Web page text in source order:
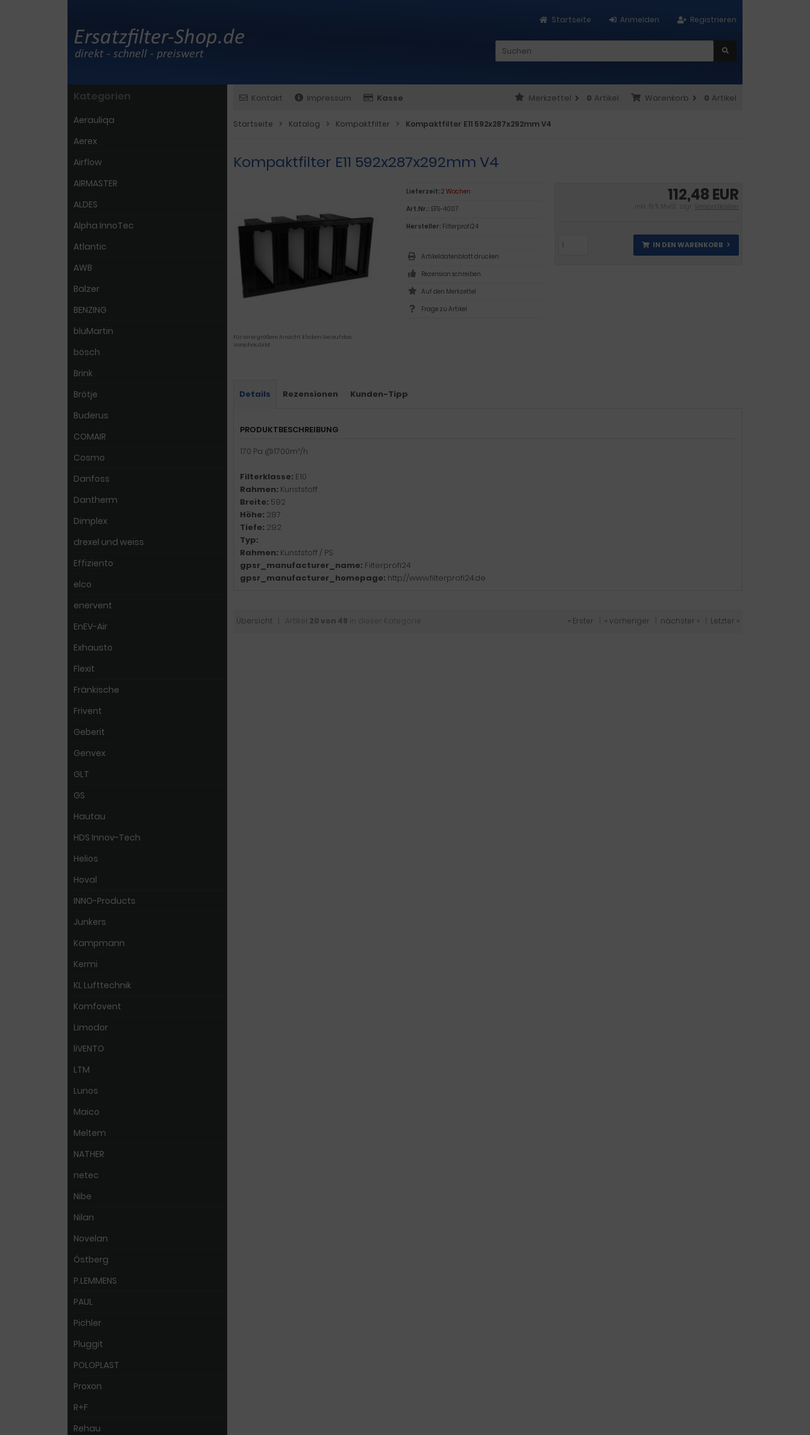
Registrieren
Anmelden
Startseite
Kontakt Impressum Kasse Warenkorb 0 Artikel
Merkzettel 0 Artikel
Startseite Katalog Kompaktfilter Kompaktfilter E11 592x287x292mm V4
Kompaktfilter E11 592x287x292mm V4
Für eine größere Ansicht klicken Sie auf das
Vorschaubild
112,48 EUR
inkl. 19 % MwSt. zzgl. Versandkosten
IN DEN WARENKORB
Lieferzeit: 2 Wochen
Art.Nr.: EFS-4007
Hersteller: Filterprofi24
Artikeldatenblatt drucken
Rezension schreiben
Frage zu Artikel
Details Rezensionen Kunden-Tipp
PRODUKTBESCHREIBUNG
170 Pa @1700m³/h
Filterklasse: E10
Rahmen: Kunststoff
Breite: 592
Höhe: 287
Tiefe: 292
Typ:
Rahmen: Kunststoff / PS
gpsr_manufacturer_name: Filterprofi24
gpsr_manufacturer_homepage: http://www.filterprofi24.de
Übersicht | Artikel 20 von 49 in dieser Kategorie « Erster « vorheriger nächster » Letzter »
Kategorien
Aerauliqa
Aerex
Airflow
AIRMASTER
ALDES
Alpha InnoTec
Atlantic
AWB
Balzer
BENZING
bluMartin
bösch
Brink
Brötje
Buderus
COMAIR
Cosmo
Danfoss
Dantherm
Dimplex
drexel und weiss
Effiziento
elco
enervent
EnEV-Air
Exhausto
Flexit
Fränkische
Frivent
Geberit
Genvex
GLT
GS
Hautau
HDS Innov-Tech
Helios
Hoval
INNO-Products
Junkers
Kampmann
Kermi
KL Lufttechnik
Komfovent
Limodor
liVENTO
LTM
Lunos
Maico
Meltem
NATHER
netec
Nibe
Nilan
Novelan
Östberg
P.LEMMENS
PAUL
Pichler
Pluggit
POLOPLAST
Proxon
R+F
Rehau